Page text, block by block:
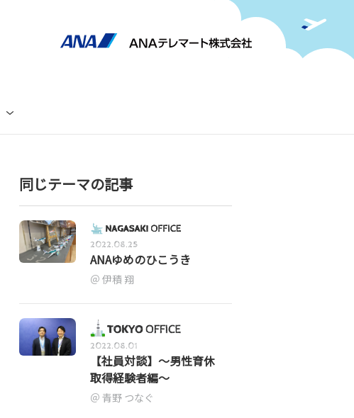
同じテーマの記事
2022.08.25
ANAゆめのひこうき
伊積 翔
2022.08.01
【社員対談】～男性育休
取得経験者編～
青野 つなぐ